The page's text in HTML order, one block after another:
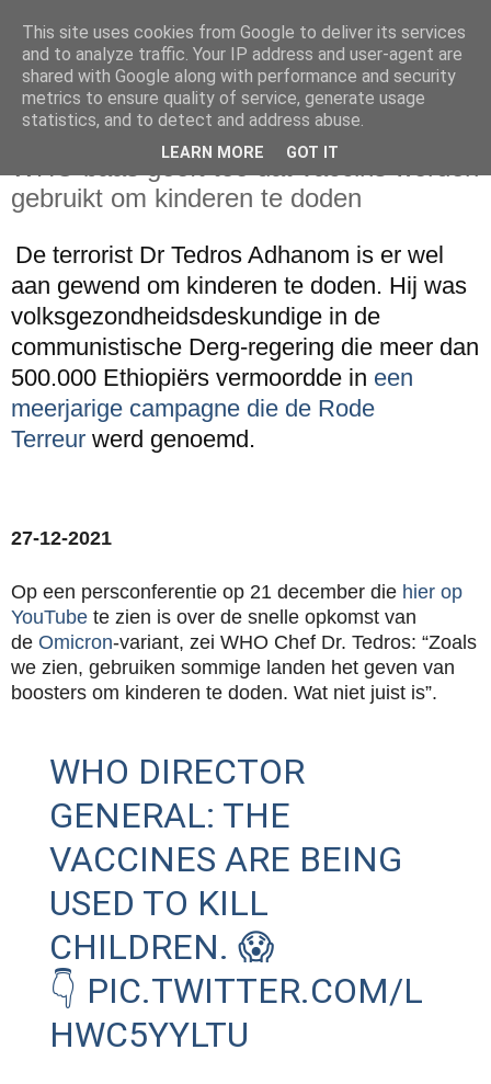
dinsdag 28 december 2021
WHO baas geeft toe dat vaccins worden
gebruikt om kinderen te doden
De terrorist Dr Tedros Adhanom is er wel
aan gewend om kinderen te doden. Hij was
volksgezondheidsdeskundige in de
communistische Derg-regering die meer dan
500.000 Ethiopiërs vermoordde in een
meerjarige campagne die de Rode
Terreur werd genoemd.
27-12-2021
Op een persconferentie op 21 december die hier op
YouTube te zien is over de snelle opkomst van
de Omicron-variant, zei WHO Chef Dr. Tedros: “Zoals
we zien, gebruiken sommige landen het geven van
boosters om kinderen te doden. Wat niet juist is”.
WHO DIRECTOR
GENERAL: THE
VACCINES ARE BEING
USED TO KILL
CHILDREN. 😱
👇 PIC.TWITTER.COM/L
HWC5YYLTU
This site uses cookies from Google to deliver its services
and to analyze traffic. Your IP address and user-agent are
shared with Google along with performance and security
metrics to ensure quality of service, generate usage
statistics, and to detect and address abuse.
LEARN MORE GOT IT